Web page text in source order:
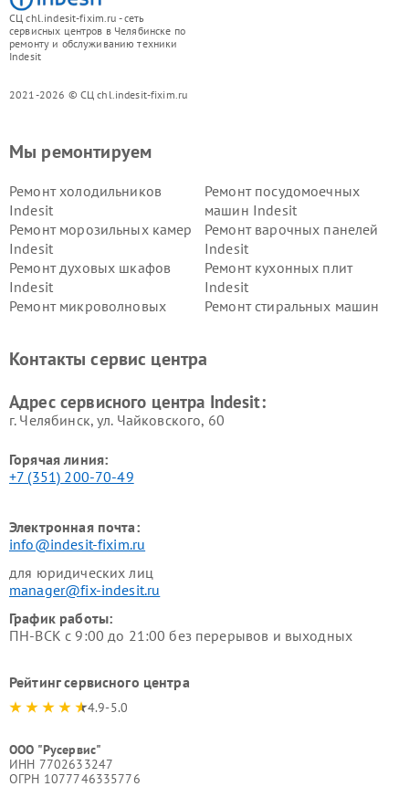
СЦ chl.indesit-fixim.ru - сеть
сервисных центров в Челябинске по
ремонту и обслуживанию техники
Indesit
2021-2026 © СЦ chl.indesit-fixim.ru
Мы ремонтируем
Ремонт холодильников
Indesit
Ремонт посудомоечных
машин Indesit
Ремонт морозильных камер
Indesit
Ремонт варочных панелей
Indesit
Ремонт духовых шкафов
Indesit
Ремонт кухонных плит
Indesit
Ремонт микроволновых
Ремонт стиральных машин
Indesit
Indesit
Контакты сервис центра
Адрес сервисного центра Indesit:
г. Челябинск, ул. Чайковского, 60
Горячая линия:
+7 (351) 200-70-49
Электронная почта:
info@indesit-fixim.ru
для юридических лиц
manager@fix-indesit.ru
График работы:
ПН-ВСК с 9:00 до 21:00 без перерывов и выходных
Рейтинг сервисного центра
4.9-5.0
ООО "Русервис"
ИНН 7702633247
ОГРН 1077746335776